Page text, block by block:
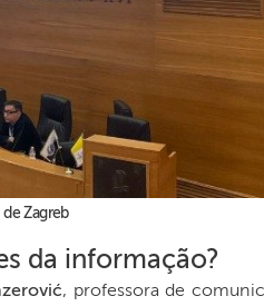
de Zagreb
da informação?
, professora de